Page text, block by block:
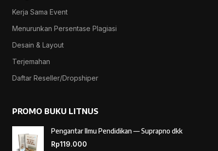
Kerja Sama Event
Menurunkan Persentase Plagiasi
Desain & Layout
Terjemahan
Daftar Reseller/Dropshiper
PROMO BUKU LITNUS
Pengantar Ilmu Pendidikan — Suprapno dkk
Rp119.000